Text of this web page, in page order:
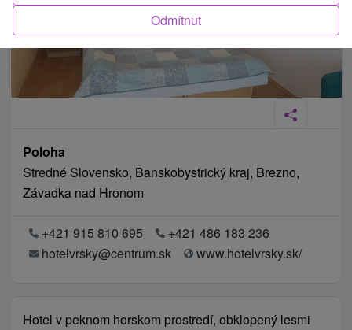
Poloha
Stredné Slovensko, Banskobystrický kraj, Brezno,
Závadka nad Hronom
+421 915 810 695
+421 486 183 236
hotelvrsky@centrum.sk
www.hotelvrsky.sk/
Hotel v peknom horskom prostredí, obklopený lesmi
Odmítnut